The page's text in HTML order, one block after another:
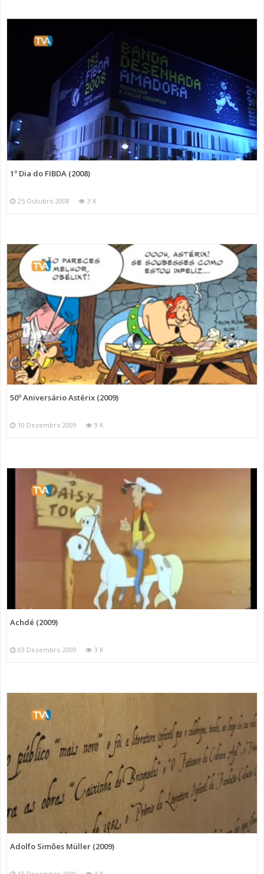
1º Dia do FIBDA (2008)
25 Outubro 2008 3 K
50º Aniversário Astérix (2009)
10 Dezembro 2009 9 K
Achdé (2009)
03 Dezembro 2009 3 K
Adolfo Simões Müller (2009)